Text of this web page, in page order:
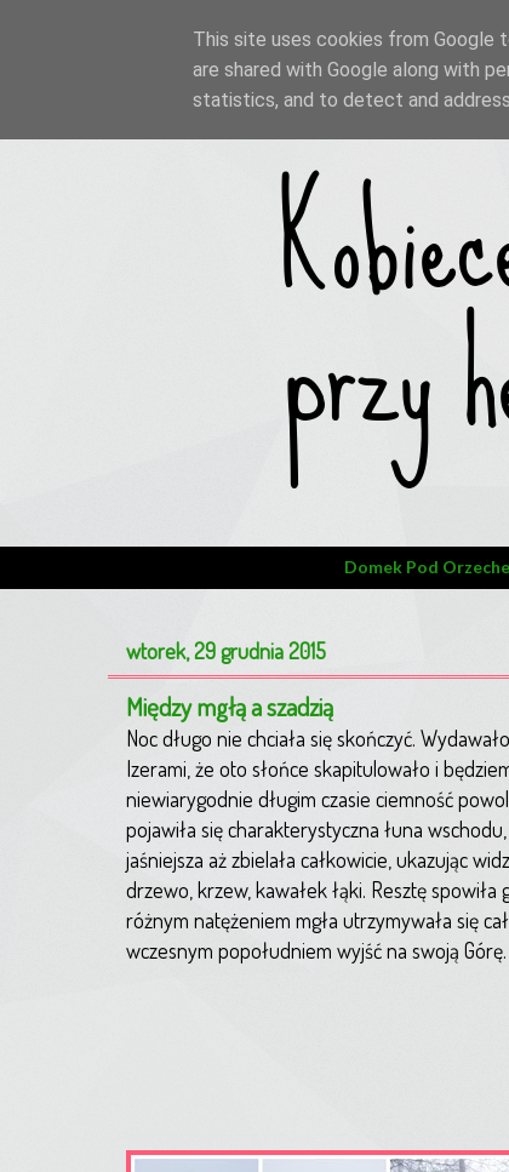
Domek Pod
wtorek, 29 grudnia 2015
Między mgłą a szadzią
Noc długo nie chciała się skończyć.
Izerami, że oto słońce skapitulowało i
niewiarygodnie długim czasie ciemność
pojawiła się charakterystyczna łuna
jaśniejsza aż zbielała całkowicie, ukazując
drzewo, krzew, kawałek łąki. Resztę spowiła
różnym natężeniem mgła utrzymywała się
wczesnym popołudniem wyjść na swoją Górę.
This site uses cookies from Google
are shared with Google along with
statistics, and to detect and